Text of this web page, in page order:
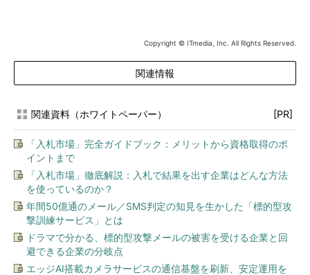
Copyright © ITmedia, Inc. All Rights Reserved.
関連情報
関連資料（ホワイトペーパー） [PR]
「入札市場」完全ガイドブック：メリットから資格取得のポ
イントまで
「入札市場」徹底解説：入札で結果を出す企業はどんな方法
を使っているのか？
年間50億通のメール／SMS判定の知見を生かした「標的型攻
撃訓練サービス」とは
ドラマで分かる、標的型攻撃メールの被害を受ける企業と回
避できる企業の分岐点
エッジAI搭載カメラサービスの通信基盤を刷新、安定運用を